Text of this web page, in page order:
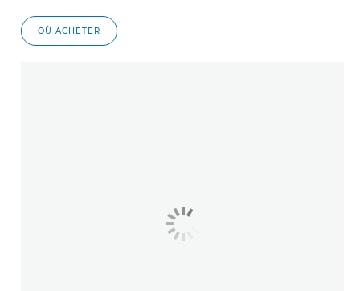
OÙ ACHETER